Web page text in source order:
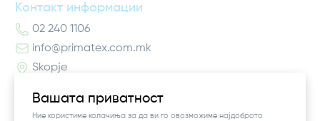
Вашата приватност
Ние користиме колачиња за да ви го овозможиме најдоброто
Контакт информации
02 240 1106
info@primatex.com.mk
Skopje